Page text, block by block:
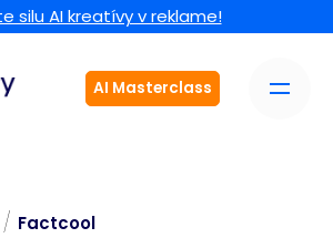
silu AI kreatívy v reklame!
AI Masterclass
/ Factcool